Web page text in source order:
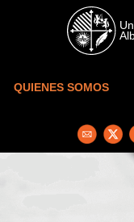
Skip to main content
QUIENES SOMOS